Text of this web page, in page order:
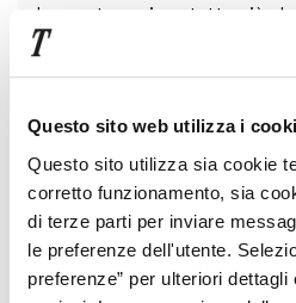
Questo sito web utilizza i
Questo sito utilizza sia cookie
corretto funzionamento, sia
di terze parti per inviare
le preferenze dell'utente.
preferenze” per ulteriori
In questa sezione tutto ciò
per comprare un nuovo
45
Leggi le schede per
nuova perfetta per le tue
Nessun veicolo al